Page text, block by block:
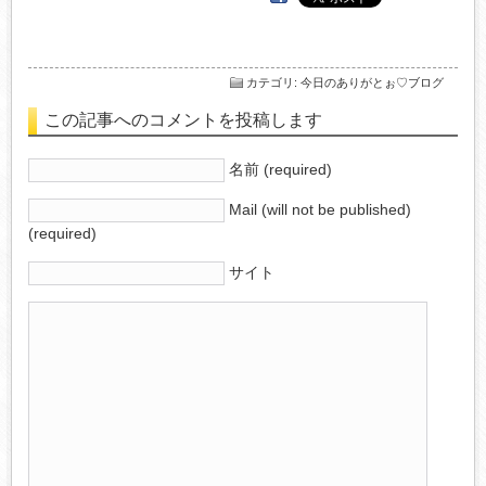
カテゴリ : 今日のありがとぉ♡ブログ
この記事へのコメントを投稿します
名前 (required)
Mail (will not be published)
(required)
サイト